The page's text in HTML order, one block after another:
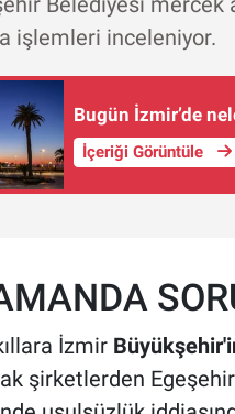
işlemleri inceleniyor.
Bugün İzmir’de
İçeriği Görüntüle
İzmir
şirketlerden